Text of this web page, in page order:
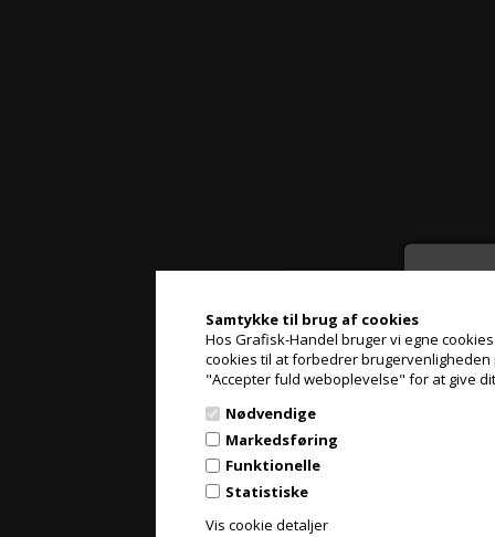
Samtykke til brug af cookies
Hos Grafisk-Handel bruger vi egne
cookies til at forbedrer
"Accepter fuld weboplevelse" for at give
Nødvendige
Markedsføring
Funktionelle
Statistiske
Vis cookie detaljer